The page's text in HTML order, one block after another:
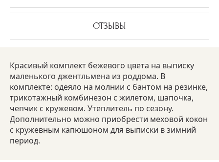
ОТЗЫВЫ
Красивый комплект бежевого цвета на выписку
маленького джентльмена из роддома. В
комплекте: одеяло на молнии с бантом на резинке,
трикотажный комбинезон с жилетом, шапочка,
чепчик с кружевом. Утеплитель по сезону.
Дополнительно можно приобрести меховой кокон
с кружевным капюшоном для выписки в зимний
период.